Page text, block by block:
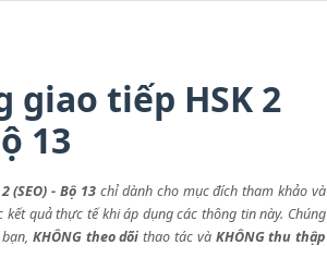
giao tiếp HSK 2
13
(SEO) - Bộ 13 chỉ dành cho mục đích tham khảo và
quả thực tế khi áp dụng các thông tin này. Chúng
KHÔNG theo dõi thao tác và KHÔNG thu thập